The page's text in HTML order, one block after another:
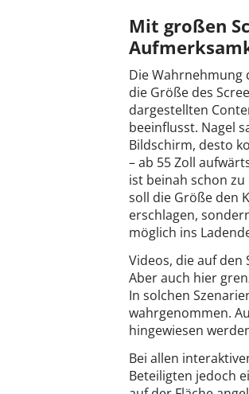
Mit großen
Die Wahrnehmung
die Größe des
dargestellten
beeinflusst. Nagel
Bildschirm, desto
– ab 55 Zoll
ist beinah schon
soll die Größe den
erschlagen,
möglich ins
Videos, die auf den
Aber auch hier
In solchen
wahrgenommen.
hingewiesen
Bei allen
Beteiligten jedoch